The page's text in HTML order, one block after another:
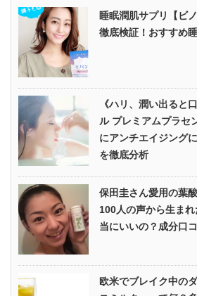
睡眠潤肌サプリ【ビ
徹底検証！おすすめ
《ハリ、潤い出ると
ル プレミアムプラセ
にアンチエイジング
を徹底分析
保田圭さん愛用の葉
100人の声から生ま
当にいいの？成分口
欧米でブレイク中の